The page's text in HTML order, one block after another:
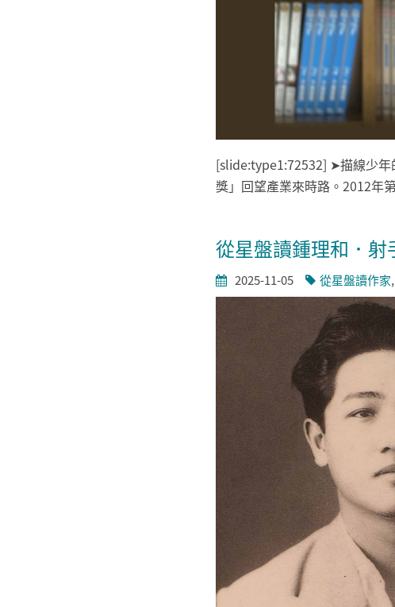
[slide:type1:72532] ➤描線少年
獎」回望產業來時路。2012年
從星盤讀鍾理和．
2025-11-05 從星盤讀作家